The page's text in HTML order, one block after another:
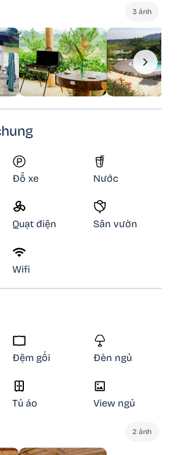
3 ảnh
Đỗ xe Nước
Quạt điện Sân vườn
Wifi
Đệm gối Đèn ngủ
Tủ áo View ngủ
2 ảnh